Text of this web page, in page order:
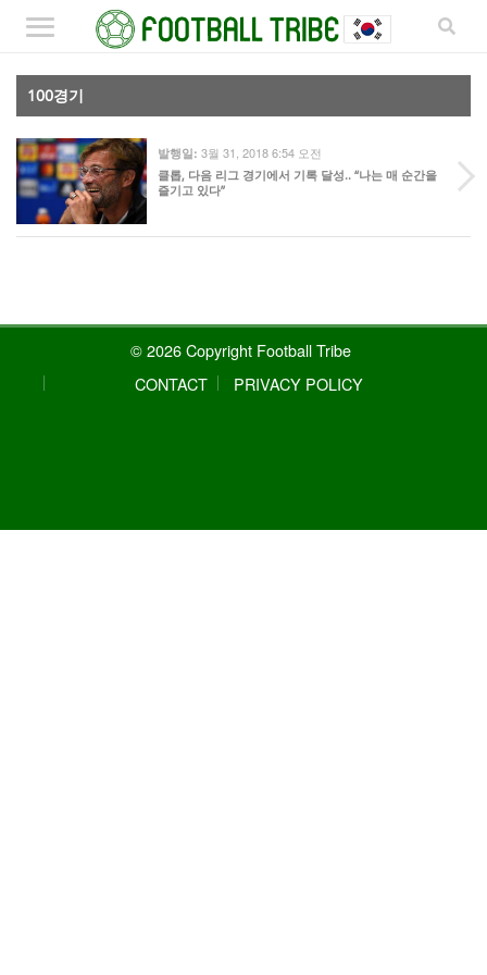
100경기
발행일: 3월 31, 2018 6:54 오전
클롭, 다음 리그 경기에서 기록 달성.. “나는 매 순간을
즐기고 있다”
© 2026 Copyright Football Tribe
CONTACT
PRIVACY POLICY